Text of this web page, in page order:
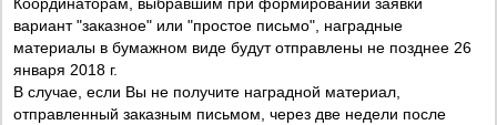
вариант "заказное" или "простое письмо", наградные
материалы в бумажном виде будут отправлены не позднее 26
января 2018 г.
В случае, если Вы не получите наградной материал,
отправленный заказным письмом, через две недели после